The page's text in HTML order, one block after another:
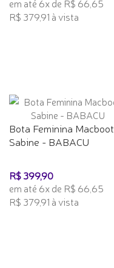
em até 6x de R$ 66,65
R$ 379,91 à vista
Bota Feminina Macboot
Sabine - BABACU
R$ 399,90
em até 6x de R$ 66,65
R$ 379,91 à vista